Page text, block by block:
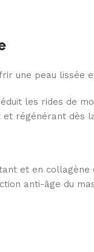
une peau lissée
les rides de
régénérant dès
et en collagène
anti-âge du